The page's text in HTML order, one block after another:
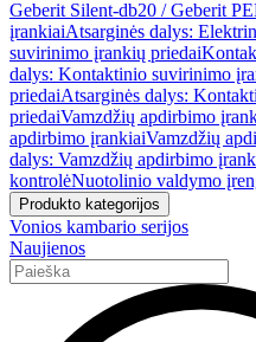
Geberit Silent-db20 / Geberit PE
įrankiaiAtsarginės dalys:
suvirinimo įrankių priedai
dalys: Kontaktinio suvirinimo
priedaiAtsarginės dalys:
priedaiVamzdžių apdirbimo
apdirbimo įrankiaiVamzdžių
dalys: Vamzdžių apdirbimo
kontrolėNuotolinio valdymo
Produkto kategorijos
Vonios kambario serijos
Naujienos